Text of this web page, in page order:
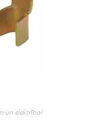
un elektrībai